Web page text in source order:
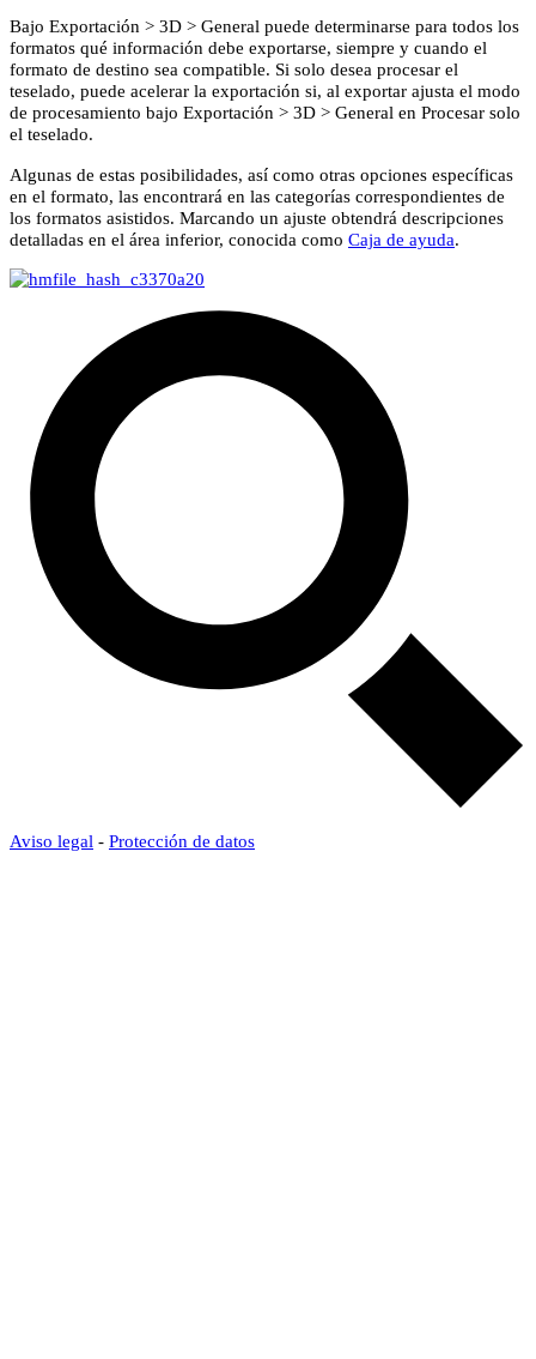
Bajo Exportación > 3D > General puede determinarse para todos los
formatos qué información debe exportarse, siempre y cuando el
formato de destino sea compatible. Si solo desea procesar el
teselado, puede acelerar la exportación si, al exportar ajusta el modo
de procesamiento bajo Exportación > 3D > General en Procesar solo
el teselado.
Algunas de estas posibilidades, así como otras opciones específicas
en el formato, las encontrará en las categorías correspondientes de
los formatos asistidos. Marcando un ajuste obtendrá descripciones
detalladas en el área inferior, conocida como Caja de ayuda.
Aviso legal - Protección de datos